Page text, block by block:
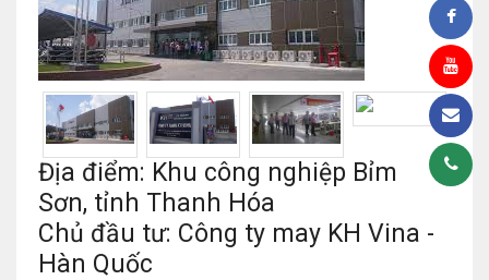
Địa điểm: Khu công nghiệp Bỉm
Sơn, tỉnh Thanh Hóa
Chủ đầu tư: Công ty may KH Vina -
Hàn Quốc